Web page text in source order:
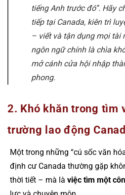
tiếng Anh trước đó”. Hãy
tiếp tại Canada, kiên trì
– viết và tận dụng mọi tài
ngôn ngữ chính là chìa
mở cánh cửa hội nhập
phong.
2. Khó khăn trong tìm
trường lao động
Một trong những “cú sốc văn
định cư Canada thường gặp
thời tiết – mà là việc tìm một